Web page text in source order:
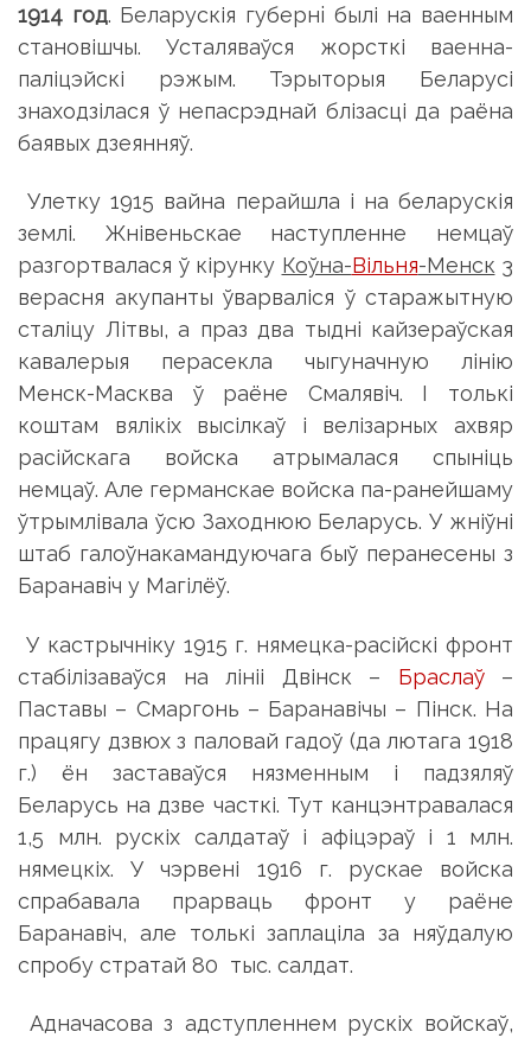
1914 год. Беларускія губернi былі на ваенным
становішчы. Усталяваўся жорсткі ваенна-
паліцэйскі рэжым. Тэрыторыя Беларусі
знаходзілася ў непасрэднай блізасці да раёна
баявых дзеянняў.
Улетку 1915 вайна перайшла і на беларускія
землі. Жнівеньскае наступленне немцаў
разгортвалася ў кірунку Коўна-Вільня-Менск 3
верасня акупанты ўварваліся ў старажытную
сталіцу Літвы, а праз два тыдні кайзераўская
кавалерыя перасекла чыгуначную лінію
Менск-Масква ў раёне Смалявіч. І толькі
коштам вялікіх высілкаў і велізарных ахвяр
расійскага войска атрымалася спыніць
немцаў. Але германскае войска па-ранейшаму
ўтрымлівала ўсю Заходнюю Беларусь. У жніўні
штаб галоўнакамандуючага быў перанесены з
Баранaвiч у Магілёў.
У кастрычніку 1915 г. нямецка-расійскі фронт
стабілізаваўся на лініі Двінск – Браслаў–
Паставы – Смаргонь – Баранавічы – Пінск. На
працягу дзвюх з паловай гадоў (да лютага 1918
г.) ён заставаўся нязменным і падзяляў
Беларусь на дзве часткі. Тут канцэнтравалася
1,5 млн. рускіх салдатаў і афіцэраў і 1 млн.
нямецкіх. У чэрвені 1916 г. рускае войска
спрабавала прарваць фронт у раёне
Баранавіч, але толькі заплаціла за няўдалую
спробу стратай 80 тыс. салдат.
Адначасова з адступленнем рускіх войскаў,